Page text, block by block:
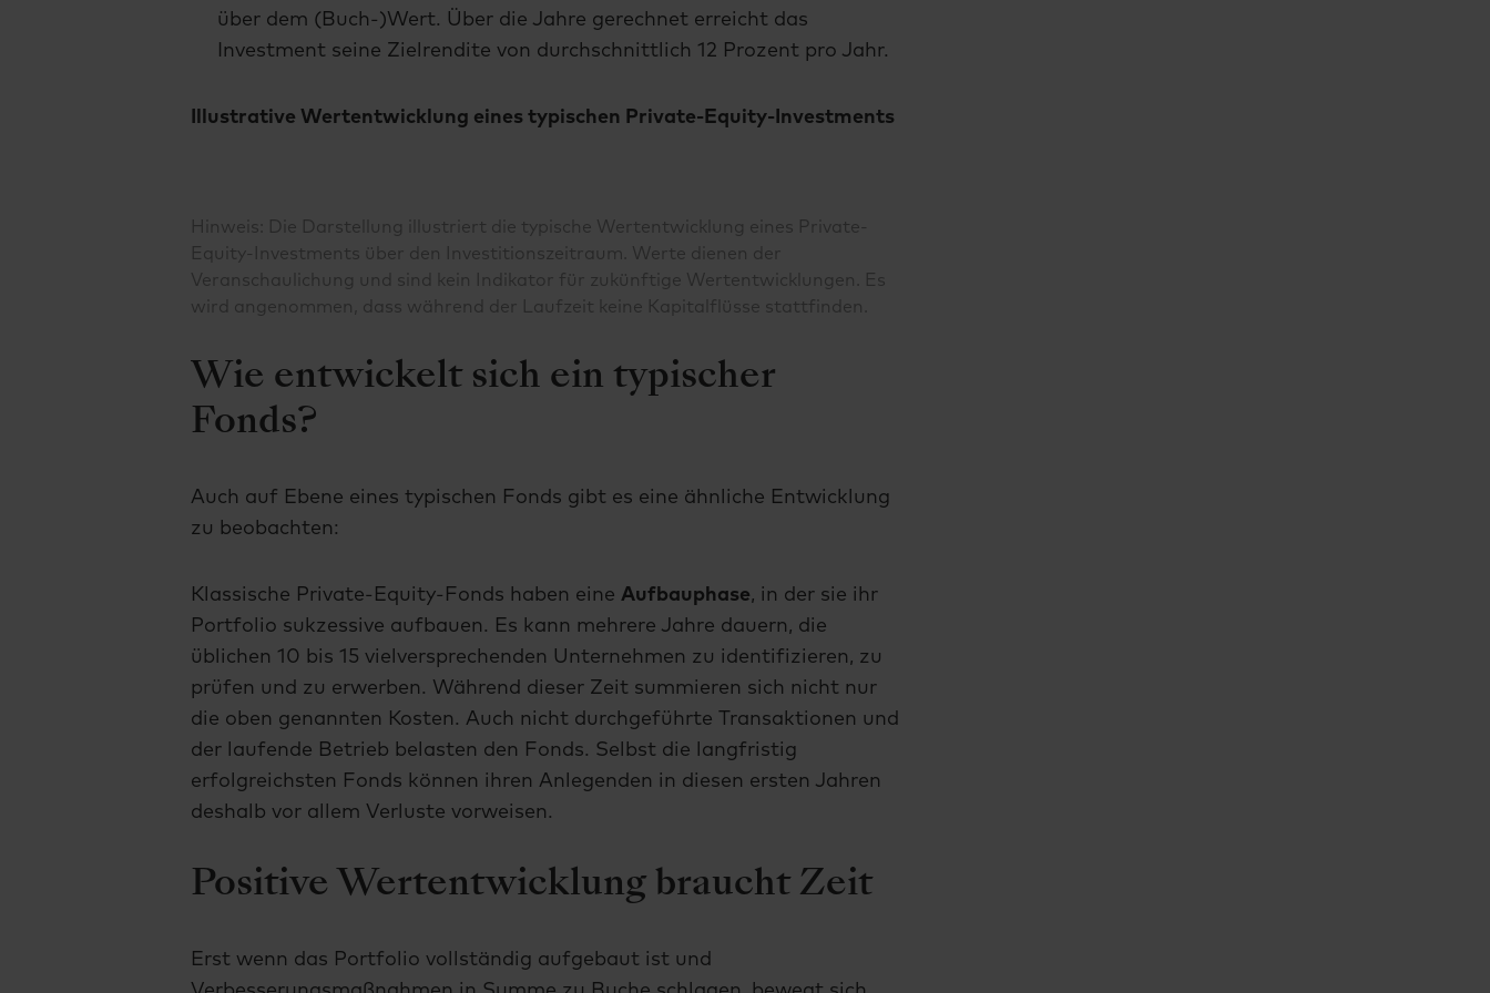
über dem (Buch-)Wert. Über die Jahre gerechnet erreicht das
Investment seine Zielrendite von durchschnittlich 12 Prozent pro Jahr.
Illustrative Wertentwicklung eines typischen Private-Equity-Investments
Hinweis: Die Darstellung illustriert die typische Wertentwicklung eines Private-
Equity-Investments über den Investitionszeitraum. Werte dienen der
Veranschaulichung und sind kein Indikator für zukünftige Wertentwicklungen. Es
wird angenommen, dass während der Laufzeit keine Kapitalflüsse stattfinden.
Wie entwickelt sich ein typischer
Fonds?
Auch auf Ebene eines typischen Fonds gibt es eine ähnliche Entwicklung
zu beobachten:
Klassische Private-Equity-Fonds haben eine Aufbauphase, in der sie ihr
Portfolio sukzessive aufbauen. Es kann mehrere Jahre dauern, die
üblichen 10 bis 15 vielversprechenden Unternehmen zu identifizieren, zu
prüfen und zu erwerben. Während dieser Zeit summieren sich nicht nur
die oben genannten Kosten. Auch nicht durchgeführte Transaktionen und
der laufende Betrieb belasten den Fonds. Selbst die langfristig
erfolgreichsten Fonds können ihren Anlegenden in diesen ersten Jahren
deshalb vor allem Verluste vorweisen.
Positive Wertentwicklung braucht Zeit
Erst wenn das Portfolio vollständig aufgebaut ist und